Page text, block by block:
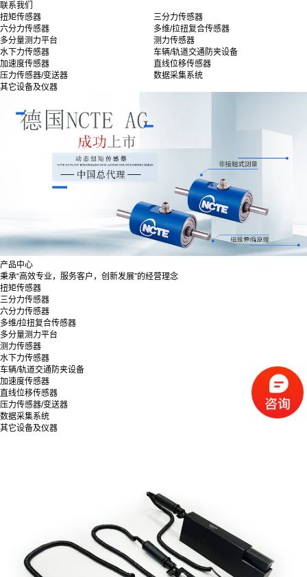
联系我们
扭矩传感器
三分力传感器
六分力传感器
多维/拉扭复合传感器
多分量测力平台
测力传感器
水下力传感器
车辆/轨道交通防夹设备
加速度传感器
直线位移传感器
压力传感器/变送器
数据采集系统
其它设备及仪器
产品中心
秉承“高效专业，服务客户，创新发展”的经营理念
扭矩传感器
三分力传感器
六分力传感器
多维/拉扭复合传感器
多分量测力平台
测力传感器
水下力传感器
车辆/轨道交通防夹设备
加速度传感器
直线位移传感器
压力传感器/变送器
数据采集系统
其它设备及仪器